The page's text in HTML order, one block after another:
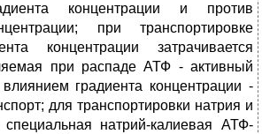
концентрации и против
при транспортировке
концентрации затрачивается
при распаде АТФ - активный
градиента концентрации -
для транспортировки натрия и
натрий-калиевая АТФ-